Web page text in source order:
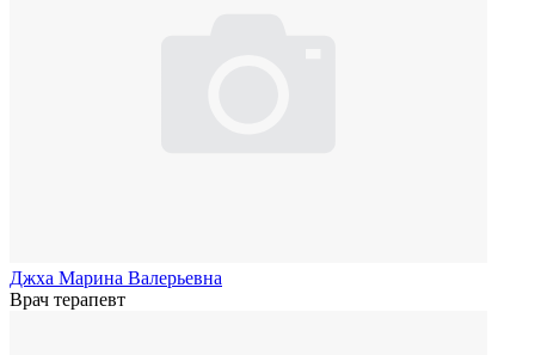
Джха Марина Валерьевна
Врач терапевт